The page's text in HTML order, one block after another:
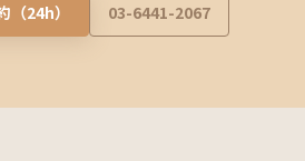
（24h） 03-6441-2067